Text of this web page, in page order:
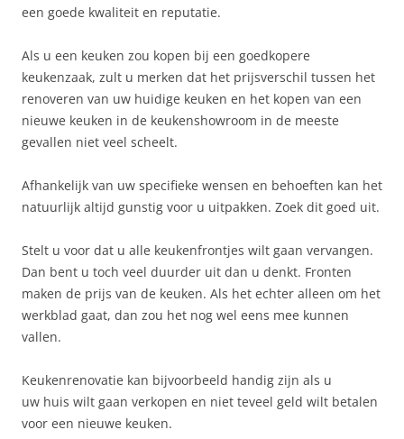
een goede kwaliteit en reputatie.
Als u een keuken zou kopen bij een goedkopere
keukenzaak, zult u merken dat het prijsverschil tussen het
renoveren van uw huidige keuken en het kopen van een
nieuwe keuken in de keukenshowroom in de meeste
gevallen niet veel scheelt.
Afhankelijk van uw specifieke wensen en behoeften kan het
natuurlijk altijd gunstig voor u uitpakken. Zoek dit goed uit.
Stelt u voor dat u alle keukenfrontjes wilt gaan vervangen.
Dan bent u toch veel duurder uit dan u denkt. Fronten
maken de prijs van de keuken. Als het echter alleen om het
werkblad gaat, dan zou het nog wel eens mee kunnen
vallen.
Keukenrenovatie kan bijvoorbeeld handig zijn als u
uw huis wilt gaan verkopen en niet teveel geld wilt betalen
voor een nieuwe keuken.